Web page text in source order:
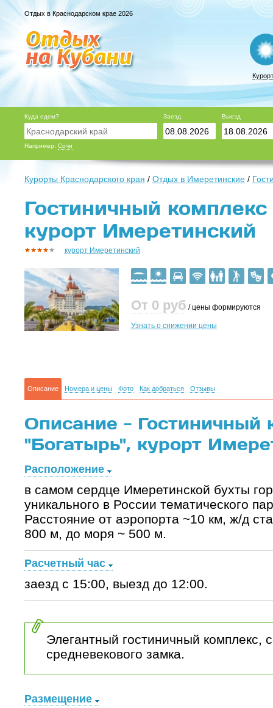
Отдых в Краснодарском крае 2026
Куда едем?
Например: Сочи
Заезд Выезд
Курорты Краснодарского края / Отдых в Имеретинские/
Гостиничный комплекс
курорт Имеретинский
курорт Имеретинский
От 0 руб / цены формируются
Узнать о снижении цены
Описание Номера и цены Фото Как добраться Отзывы
Описание - Гостиничный
"Богатырь", курорт
Расположение
в самом сердце Имеретинской бухты
уникального в России тематического
Расстояние от аэропорта ~10 км, ж/д
800 м, до моря ~ 500 м.
Расчетный час
заезд с 15:00, выезд до 12:00.
Элегантный гостиничный комплекс,
средневекового замка.
Размещение